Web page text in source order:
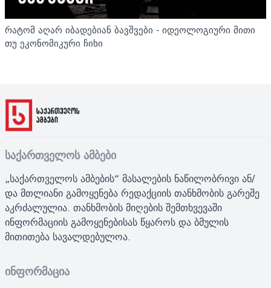
რატომ აღარ იბადებიან ბავშვები - იდეოლოგიური მითი
თუ ეკონომიკური ჩიხი
საქართველოს ამბები
„საქართველოს ამბების“ მასალების ნაწილობრივი ან/
და მთლიანი გამოყენება რედაქციის თანხმობის გარეშე
აკრძალულია. თანხმობის მიღების შემთხვევაში
ინფორმაციის გამოყენებისას წყაროს და ბმულის
მითითება სავალდებულოა.
ინფორმაცია